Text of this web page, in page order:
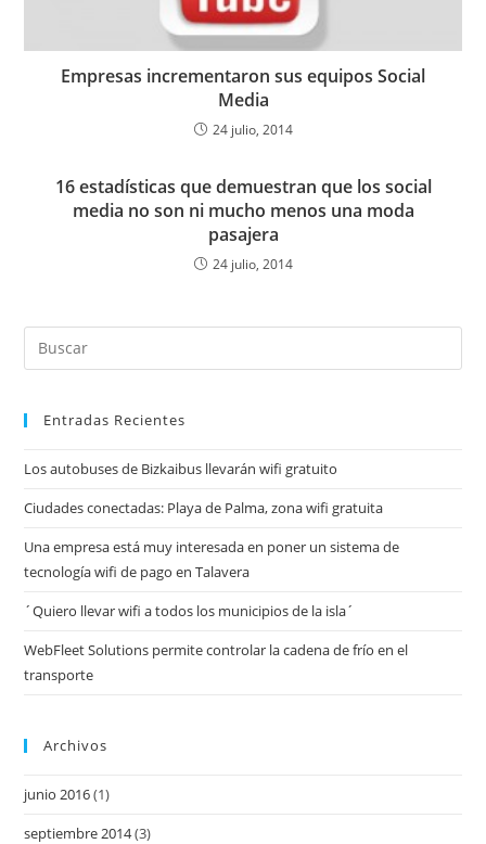
Empresas incrementaron sus equipos Social
Media
24 julio, 2014
16 estadísticas que demuestran que los social
media no son ni mucho menos una moda
pasajera
24 julio, 2014
Entradas Recientes
Los autobuses de Bizkaibus llevarán wifi gratuito
Ciudades conectadas: Playa de Palma, zona wifi gratuita
Una empresa está muy interesada en poner un sistema de
tecnología wifi de pago en Talavera
´Quiero llevar wifi a todos los municipios de la isla´
WebFleet Solutions permite controlar la cadena de frío en el
transporte
Archivos
junio 2016(1)
septiembre 2014(3)